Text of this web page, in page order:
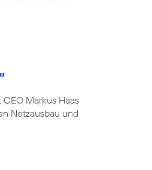
Markus Haas
Netzausbau und